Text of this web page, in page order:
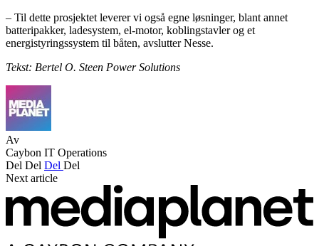
– Til dette prosjektet leverer vi også egne løsninger, blant annet
batteripakker, ladesystem, el-motor, koblingstavler og et
energistyringssystem til båten, avslutter Nesse.
Tekst: Bertel O. Steen Power Solutions
Av
Caybon IT Operations
Del Del Del Del
Next article